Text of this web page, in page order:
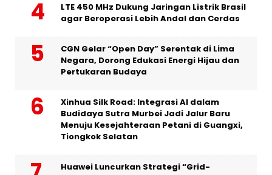
LTE 450 MHz Dukung Jaringan Listrik Brasil
agar Beroperasi Lebih Andal dan Cerdas
CGN Gelar “Open Day” Serentak di Lima
Negara, Dorong Edukasi Energi Hijau dan
Pertukaran Budaya
Xinhua Silk Road: Integrasi AI dalam
Budidaya Sutra Murbei Jadi Jalur Baru
Menuju Kesejahteraan Petani di Guangxi,
Tiongkok Selatan
Huawei Luncurkan Strategi “Grid-